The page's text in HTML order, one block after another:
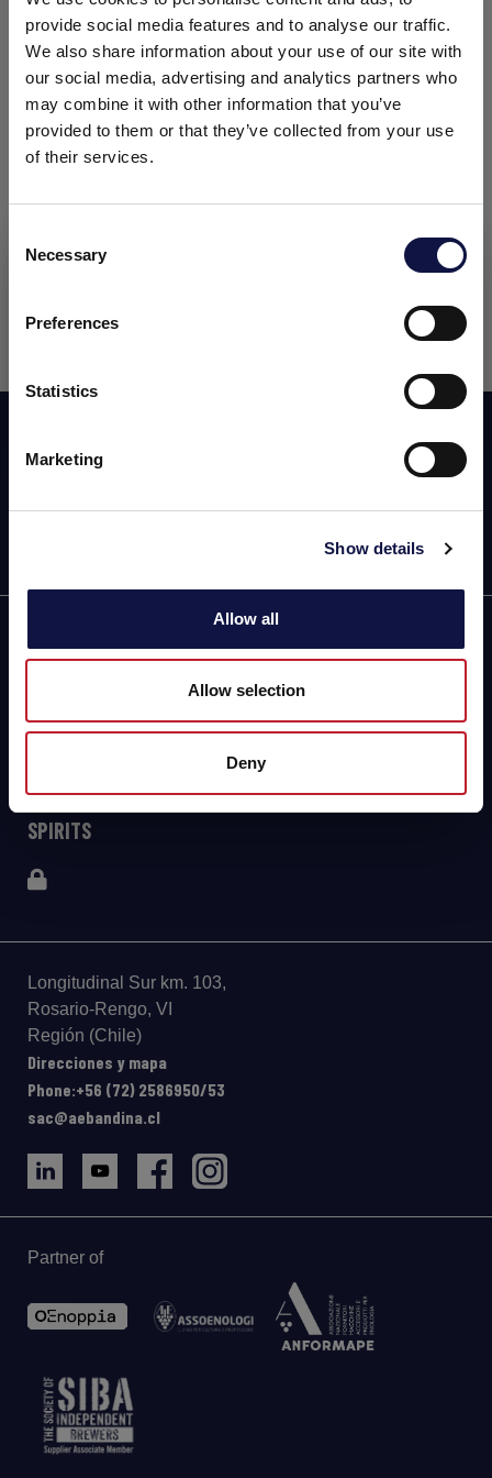
provide social media features and to analyse our traffic.
We also share information about your use of our site with
our social media, advertising and analytics partners who
may combine it with other information that you’ve
provided to them or that they’ve collected from your use
of their services.
Selection
Necessary
Preferences
Statistics
Marketing
Show details
Allow all
Allow selection
Deny
El presente sitio web está dirigido a un público empresarial.
profesionales y empresas del sector.
Entendido
conferencias centrado en cuatro áreas distintas:
Producción y Vinificación, Ventas y Marketing,
Estrategia y Liderazgo, Viñedos y Cultivadores.
Tendrás la oportunidad de descubrir nuestros
productos y soluciones en el
producción del vino,además deequipos,
El evento se llevará a cabo en el
Sonoma County
CERVEZA
SPIRITS
Longitudinal Sur km. 103,
Rosario-Rengo, VI
Región (Chile)
Direcciones y mapa
Phone:+56 (72) 2586950/53
sac@aebandina.cl
Partner of